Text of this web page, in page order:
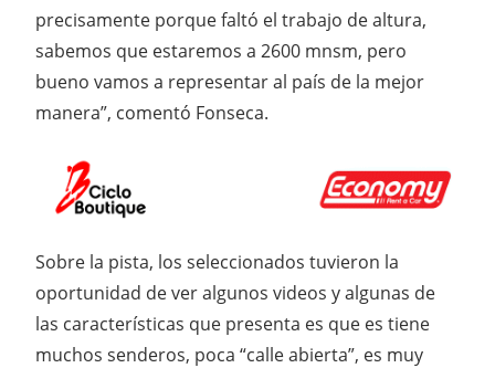
precisamente porque faltó el trabajo de altura,
sabemos que estaremos a 2600 mnsm, pero
bueno vamos a representar al país de la mejor
manera”, comentó Fonseca.
Sobre la pista, los seleccionados tuvieron la
oportunidad de ver algunos videos y algunas de
las características que presenta es que es tiene
muchos senderos, poca “calle abierta”, es muy